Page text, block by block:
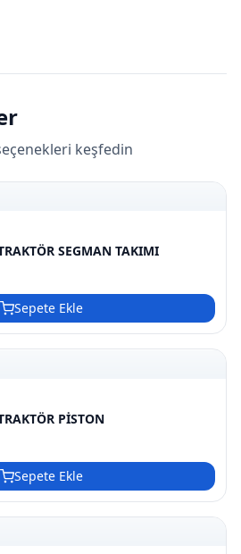
keşfedin
SEGMAN TAKIMI
Sepete Ekle
PİSTON
Sepete Ekle